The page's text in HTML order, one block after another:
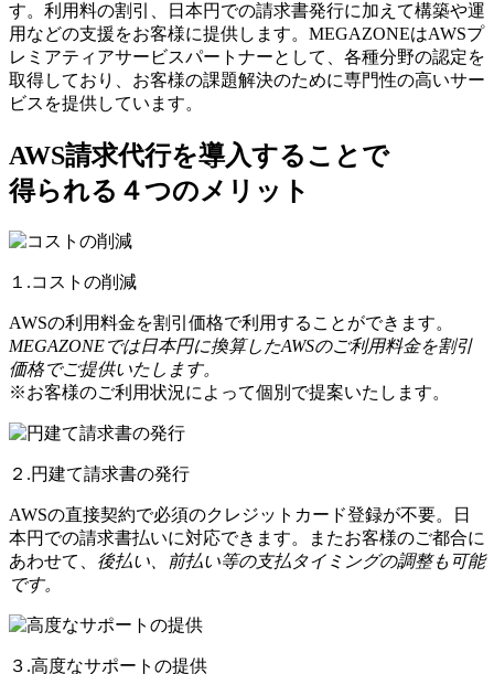
す。利用料の割引、日本円での請求書発行に加えて構築や運
用などの支援をお客様に提供します。MEGAZONEはAWSプ
レミアティアサービスパートナーとして、各種分野の認定を
取得しており、お客様の課題解決のために専門性の高いサー
ビスを提供しています。
AWS請求代行を導入することで
得られる４つのメリット
１.コストの削減
AWSの利用料金を割引価格で利用することができます。
MEGAZONEでは日本円に換算したAWSのご利用料金を割引
価格でご提供いたします。
※お客様のご利用状況によって個別で提案いたします。
２.円建て請求書の発行
AWSの直接契約で必須のクレジットカード登録が不要。日
本円での請求書払いに対応できます。またお客様のご都合に
あわせて、 後払い、前払い等の支払タイミングの調整も可能
です。
３.高度なサポートの提供